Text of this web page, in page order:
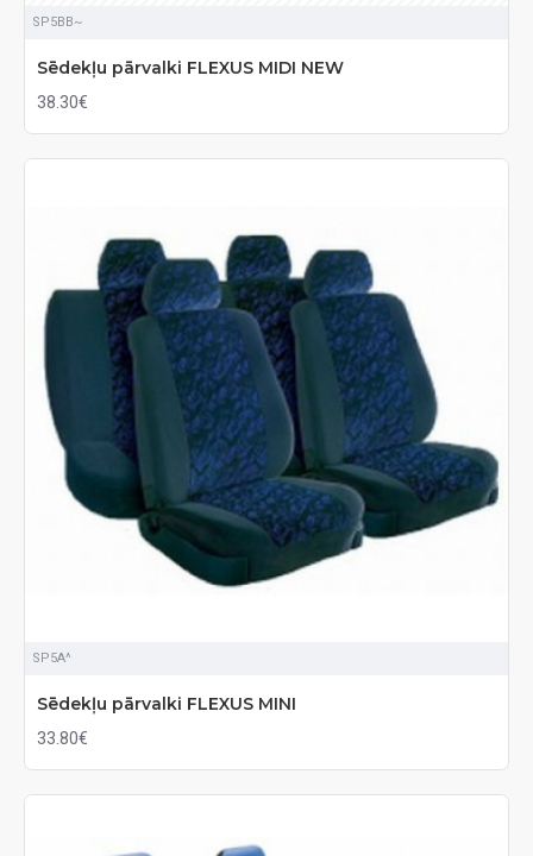
SP5BB~
Sēdekļu pārvalki FLEXUS MIDI NEW
38.30€
SP5A^
Sēdekļu pārvalki FLEXUS MINI
33.80€